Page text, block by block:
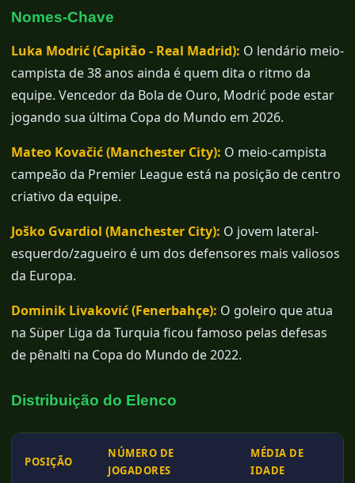
Nomes-Chave
Luka Modrić (Capitão - Real Madrid): O lendário meio-
campista de 38 anos ainda é quem dita o ritmo da
equipe. Vencedor da Bola de Ouro, Modrić pode estar
jogando sua última Copa do Mundo em 2026.
Mateo Kovačić (Manchester City): O meio-campista
campeão da Premier League está na posição de centro
criativo da equipe.
Joško Gvardiol (Manchester City): O jovem lateral-
esquerdo/zagueiro é um dos defensores mais valiosos
da Europa.
Dominik Livaković (Fenerbahçe): O goleiro que atua
na Süper Liga da Turquia ficou famoso pelas defesas
de pênalti na Copa do Mundo de 2022.
Distribuição do Elenco
POSIÇÃO
NÚMERO DE
JOGADORES
MÉDIA DE
IDADE